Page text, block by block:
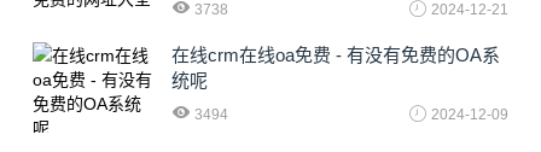
3738 2024-12-21
在线crm在线oa免费 - 有没有免费的OA系
统呢
3494 2024-12-09